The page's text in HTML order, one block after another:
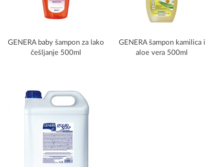
GENERA baby šampon za lako
češljanje 500ml
GENERA šampon kamilica i
aloe vera 500ml